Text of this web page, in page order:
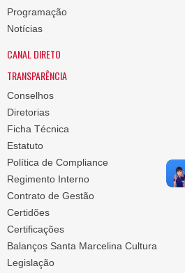
Programação
Notícias
CANAL DIRETO
TRANSPARÊNCIA
Conselhos
Diretorias
Ficha Técnica
Estatuto
Política de Compliance
Regimento Interno
Contrato de Gestão
Certidões
Certificações
Balanços Santa Marcelina Cultura
Legislação